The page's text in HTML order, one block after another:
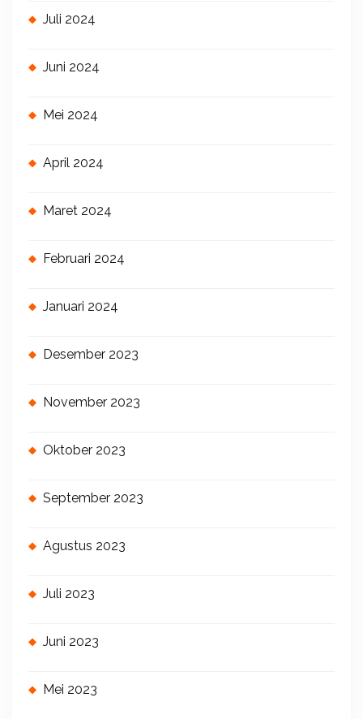
Juli 2024
Juni 2024
Mei 2024
April 2024
Maret 2024
Februari 2024
Januari 2024
Desember 2023
November 2023
Oktober 2023
September 2023
Agustus 2023
Juli 2023
Juni 2023
Mei 2023